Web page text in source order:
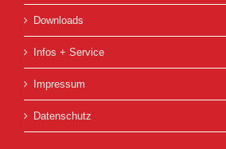
Downloads
Infos + Service
Impressum
Datenschutz